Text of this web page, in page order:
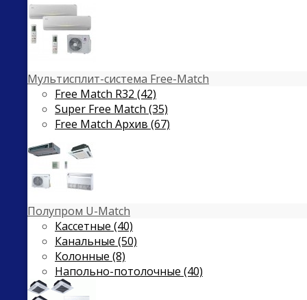
Мультисплит-система Free-Match
Free Match R32 (42)
Super Free Match (35)
Free Match Архив (67)
Полупром U-Match
Кассетные (40)
Канальные (50)
Колонные (8)
Напольно-потолочные (40)